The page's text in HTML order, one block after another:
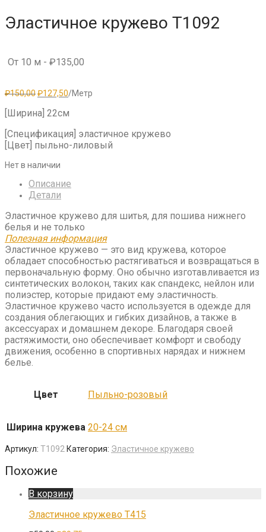
Эластичное кружево T1092
От 10 м - ₽135,00
₽150,00Первоначальная
составляла
₽150,00.
₽127,50Текущая
₽127,50.
/Метр
[Ширина] 22см
[Спецификация] эластичное кружево
[Цвет] пыльно-лиловый
Нет в наличии
Описание
Детали
Эластичное кружево для шитья, для пошива нижнего
белья и не только
Полезная информация
Эластичное кружево — это вид кружева, которое
обладает способностью растягиваться и возвращаться в
первоначальную форму. Оно обычно изготавливается из
синтетических волокон, таких как спандекс, нейлон или
полиэстер, которые придают ему эластичность.
Эластичное кружево часто используется в одежде для
создания облегающих и гибких дизайнов, а также в
аксессуарах и домашнем декоре. Благодаря своей
растяжимости, оно обеспечивает комфорт и свободу
движения, особенно в спортивных нарядах и нижнем
белье.
Цвет Пыльно-розовый
Ширина кружева 20-24 см
Артикул: T1092 Категория: Эластичное кружево
Похожие
В корзину
Эластичное кружево T415